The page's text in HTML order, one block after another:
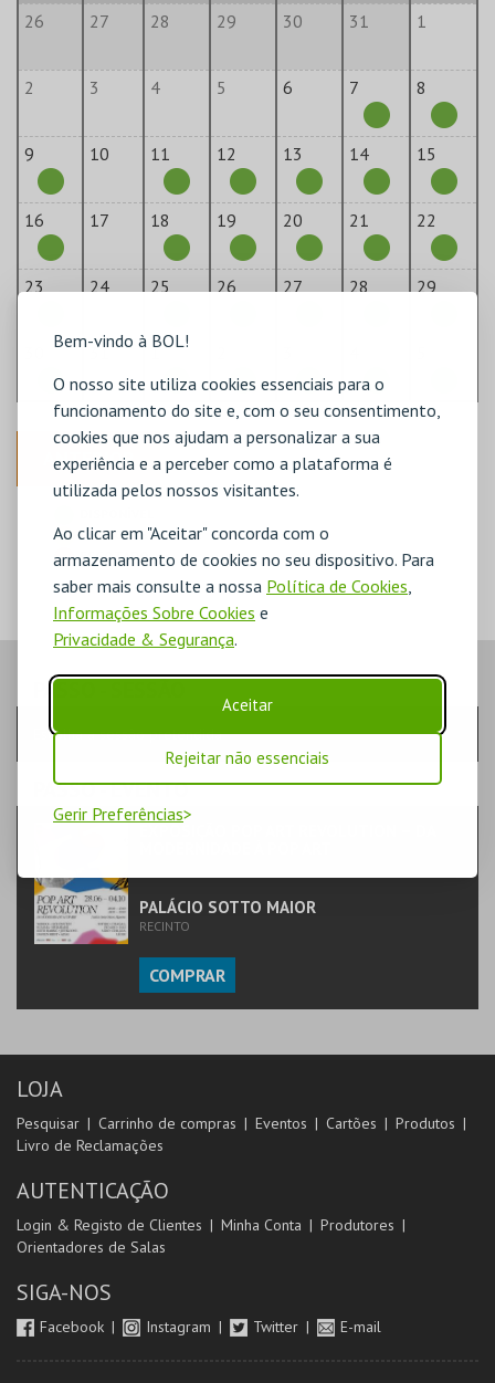
Bem-vindo à BOL!
O nosso site utiliza cookies essenciais para o
funcionamento do site e, com o seu consentimento,
cookies que nos ajudam a personalizar a sua
experiência e a perceber como a plataforma é
utilizada pelos nossos visitantes.
Ao clicar em "Aceitar" concorda com o
armazenamento de cookies no seu dispositivo. Para
saber mais consulte a nossa Política de Cookies
Informações Sobre Cookies e
Privacidade & Segurança.
Aceitar
Rejeitar não essenciais
Gerir Preferências
26
27 28 29 30 31 1
2 3 4 5 6 7 8
9 10 11 12 13 14 15
16 17 18 19 20 21 22
23 24 25 26 27 28 29
31 1
ANTERIOR
POUCO DISPONÍVEL
ESGOTADO
PASSO
Escolha a sessão pretendida
PASSO- EVENTO
PALÁCIO SOTTO MAIOR
RECINTO
COMPRAR
LOJA
Pesquisar Carrinho de compras Eventos Cartões
Produtos
Livro de Reclamações
AUTENTICAÇÃO
Login & Registo de Clientes Minha Conta
Produtores
Orientadores de Salas
SIGA-NOS
Facebook Instagram Twitter E-mail